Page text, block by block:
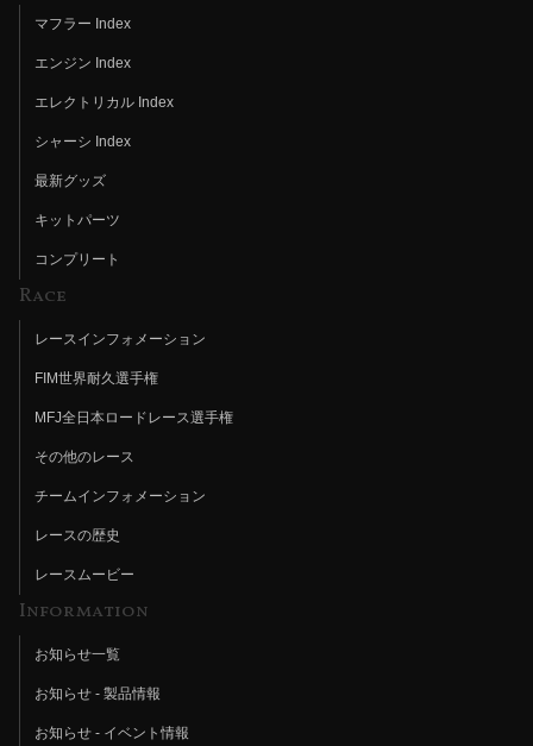
マフラー Index
エンジン Index
エレクトリカル Index
シャーシ Index
最新グッズ
キットパーツ
コンプリート
Race
レースインフォメーション
FIM世界耐久選手権
MFJ全日本ロードレース選手権
その他のレース
チームインフォメーション
レースの歴史
レースムービー
Information
お知らせ一覧
お知らせ - 製品情報
お知らせ - イベント情報